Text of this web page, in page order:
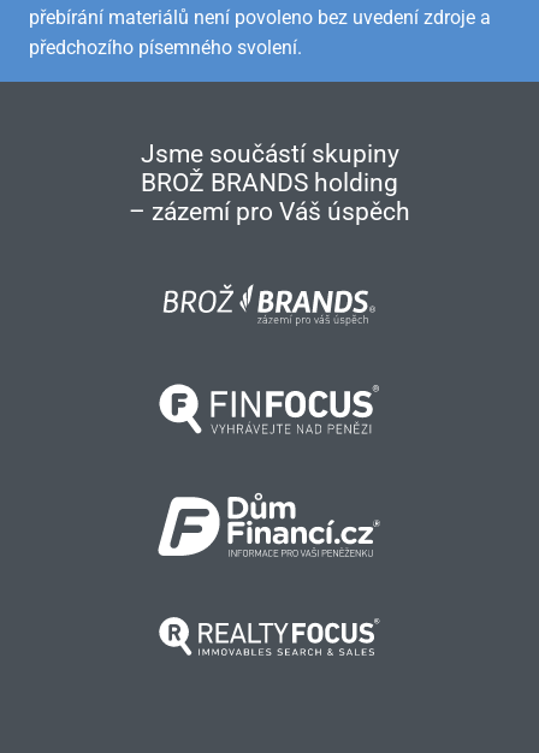
přebírání materiálů není povoleno bez uvedení zdroje a
předchozího písemného svolení.
Jsme součástí skupiny
BROŽ BRANDS holding
– zázemí pro Váš úspěch